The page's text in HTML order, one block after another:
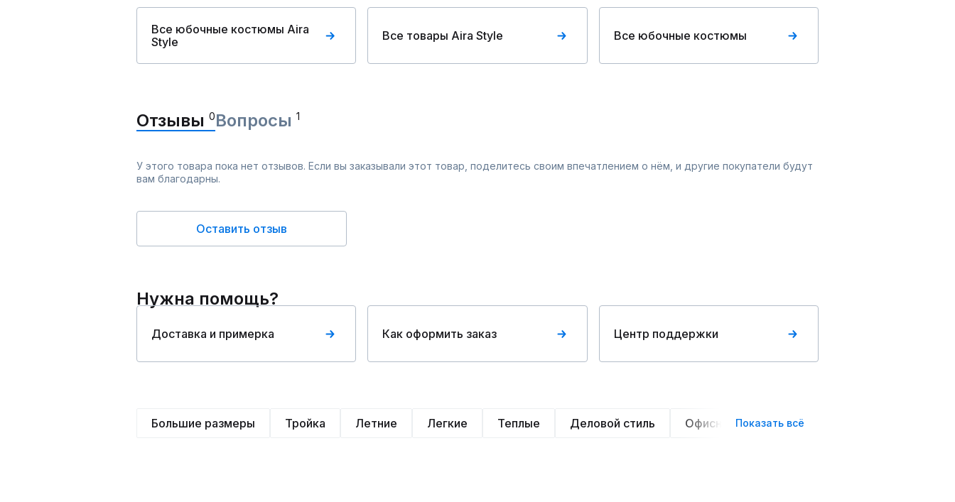
Все юбочные костюмы Aira
Style
Все товары Aira Style Все юбочные костюмы
Отзывы 0Вопросы 1
У этого товара пока нет отзывов. Если вы заказывали этот товар, поделитесь своим впечатлением о нём, и другие покупатели будут
вам благодарны.
Оставить отзыв
Нужна помощь?
Доставка и примерка Как оформить заказ Центр поддержки
Большие размеры Тройка Летние Легкие Теплые Деловой стиль Офисный стиль Вечерние
Показать всё